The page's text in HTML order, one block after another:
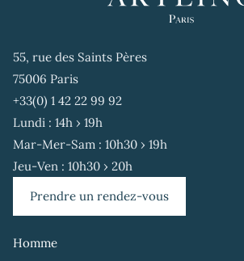
55, rue des Saints Pères
75006 Paris
+33(0) 1 42 22 99 92
Lundi : 14h › 19h
Mar-Mer-Sam : 10h30 › 19h
Jeu-Ven : 10h30 › 20h
Prendre un rendez-vous
Homme